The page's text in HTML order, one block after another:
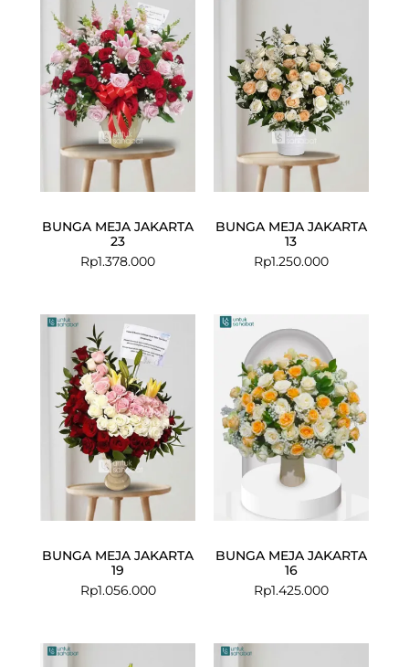
BUNGA MEJA JAKARTA
23
Rp1.378.000
BUNGA MEJA JAKARTA
13
Rp1.250.000
BUNGA MEJA JAKARTA
19
Rp1.056.000
BUNGA MEJA JAKARTA
16
Rp1.425.000